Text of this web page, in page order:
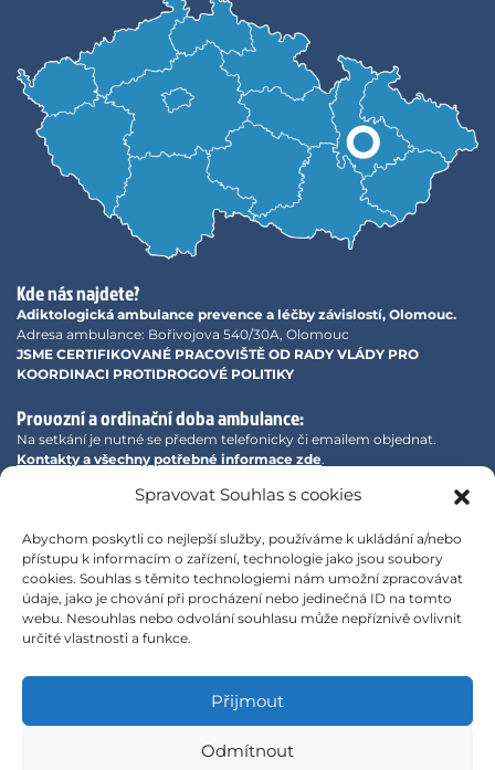
Spravovat Souhlas s cookies
Abychom poskytli co nejlepší služby, používáme k ukládání a/nebo
přístupu k informacím o zařízení, technologie jako jsou soubory
cookies. Souhlas s těmito technologiemi nám umožní zpracovávat
údaje, jako je chování při procházení nebo jedinečná ID na tomto
webu. Nesouhlas nebo odvolání souhlasu může nepříznivě ovlivnit
určité vlastnosti a funkce.
Přijmout
Odmítnout
Kde nás najdete?
Adiktologická ambulance prevence a léčby závislostí, Olomouc.
Adresa ambulance: Bořivojova 540/30A, Olomouc
JSME CERTIFIKOVANÉ PRACOVIŠTĚ OD RADY VLÁDY PRO
KOORDINACI PROTIDROGOVÉ POLITIKY
Provozní a ordinační doba ambulance:
Na setkání je nutné se předem telefonicky či emailem objednat.
Kontakty a všechny potřebné informace zde.
Adiktologická ambulance prevence a léčby závislostí na